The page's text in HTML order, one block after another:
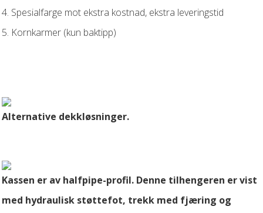
4. Spesialfarge mot ekstra kostnad, ekstra leveringstid
5. Kornkarmer (kun baktipp)
Alternative dekkløsninger.
Kassen er av halfpipe-profil. Denne tilhengeren er vist
med hydraulisk støttefot, trekk med fjæring og